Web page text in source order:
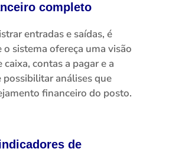
completo
entradas e saídas, é
sistema ofereça uma visão
contas a pagar e a
possibilitar análises que
financeiro do posto.
de